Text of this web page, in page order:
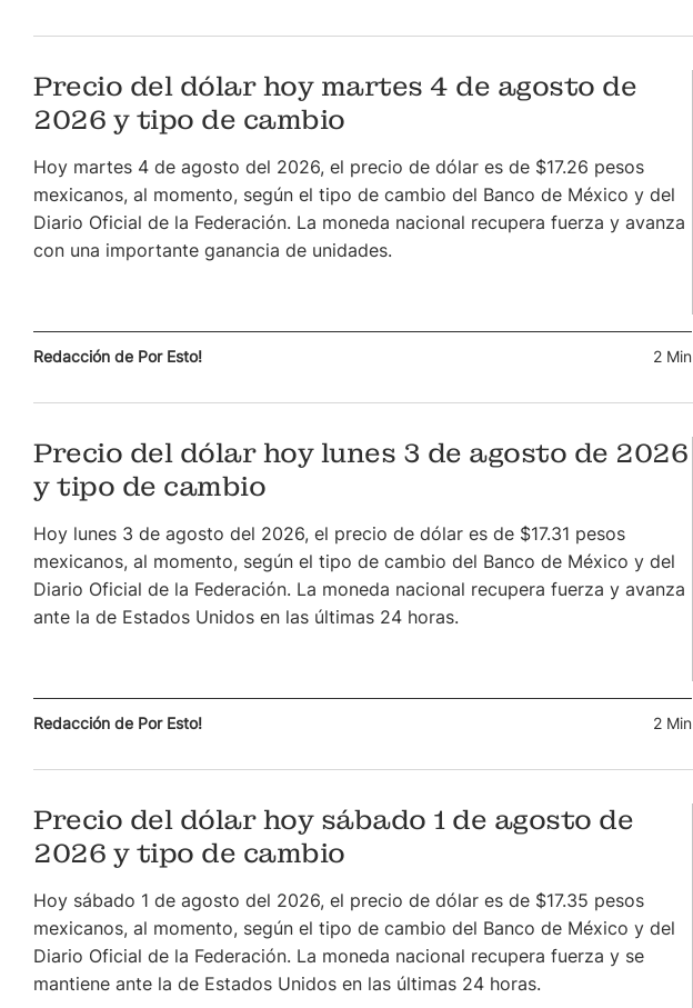
Precio del dólar hoy martes 4 de agosto de
2026 y tipo de cambio
Hoy martes 4 de agosto del 2026, el precio de dólar es de $17.26 pesos
mexicanos, al momento, según el tipo de cambio del Banco de México y del
Diario Oficial de la Federación. La moneda nacional recupera fuerza y avanza
con una importante ganancia de unidades.
Redacción de Por Esto! 2 Min
Precio del dólar hoy lunes 3 de agosto de 2026
y tipo de cambio
Hoy lunes 3 de agosto del 2026, el precio de dólar es de $17.31 pesos
mexicanos, al momento, según el tipo de cambio del Banco de México y del
Diario Oficial de la Federación. La moneda nacional recupera fuerza y avanza
ante la de Estados Unidos en las últimas 24 horas.
Redacción de Por Esto! 2 Min
Precio del dólar hoy sábado 1 de agosto de
2026 y tipo de cambio
Hoy sábado 1 de agosto del 2026, el precio de dólar es de $17.35 pesos
mexicanos, al momento, según el tipo de cambio del Banco de México y del
Diario Oficial de la Federación. La moneda nacional recupera fuerza y se
mantiene ante la de Estados Unidos en las últimas 24 horas.